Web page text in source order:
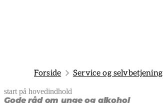
Forside Service og selvbetjening
start på hovedindhold
Gode råd om unge og alkohol
senest opdateret 12. marts 2026